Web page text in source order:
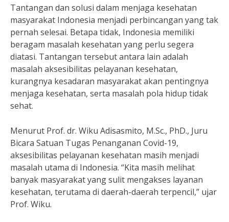
Tantangan dan solusi dalam menjaga kesehatan
masyarakat Indonesia menjadi perbincangan yang tak
pernah selesai. Betapa tidak, Indonesia memiliki
beragam masalah kesehatan yang perlu segera
diatasi. Tantangan tersebut antara lain adalah
masalah aksesibilitas pelayanan kesehatan,
kurangnya kesadaran masyarakat akan pentingnya
menjaga kesehatan, serta masalah pola hidup tidak
sehat.
Menurut Prof. dr. Wiku Adisasmito, M.Sc., PhD., Juru
Bicara Satuan Tugas Penanganan Covid-19,
aksesibilitas pelayanan kesehatan masih menjadi
masalah utama di Indonesia. “Kita masih melihat
banyak masyarakat yang sulit mengakses layanan
kesehatan, terutama di daerah-daerah terpencil,” ujar
Prof. Wiku.